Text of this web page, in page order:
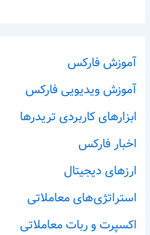
آموزش فارکس
آموزش ویدیویی فارکس
ابزارهای کاربردی تریدرها
اخبار فارکس
ارزهای دیجیتال
استراتژی‌های معاملاتی
اکسپرت و ربات معاملاتی